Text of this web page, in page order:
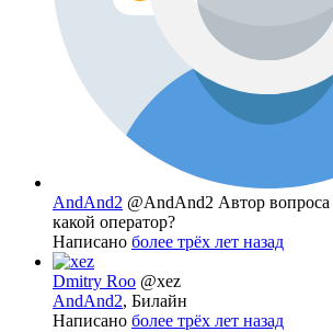
AndAnd2 @AndAnd2 Автор вопроса
какой оператор?
Написано более трёх лет назад
Dmitry Roo @xez
AndAnd2, Билайн
Написано более трёх лет назад